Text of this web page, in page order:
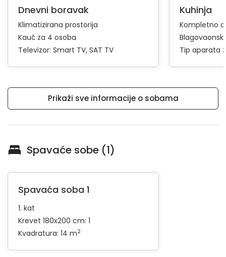
Dnevni boravak
Klimatizirana prostorija
Kauč za 4 osoba
Televizor: Smart TV SAT TV
Kuhinja
Kompletno
Tip aparata
Prikaži sve informacije o sobama
Spavaće sobe (1)
Spavaća soba 1
1. kat
Krevet 180x200 cm: 1
Kvadratura: 14 m2